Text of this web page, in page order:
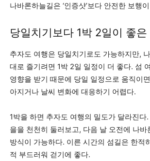
나바론하늘길은 ‘인증샷’보다 안전한 보행
당일치기보다 1박 2일이 좋은
추자도 여행은 당일치기로도 가능하지만,
대로 즐기려면 1박 2일 일정이 더 좋다. 섬
영향을 받기 때문에 당일 일정으로 움직이
아지거나 날씨 변화에 대응하기 어렵다.
1박을 하면 추자도 여행의 밀도가 달라진다
을을 천천히 둘러보고, 다음 날 오전에 나바
방식이 가능하다. 이른 시간의 섬길은 한적
적 부드러워 걷기에 좋다.